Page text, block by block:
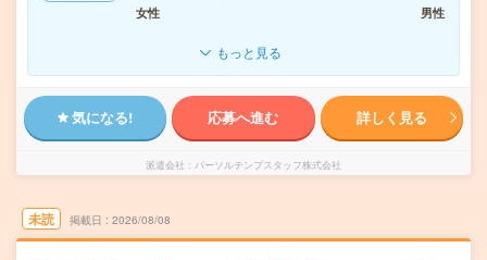
女性
男性
もっと見る
気になる! 応募へ進む 詳しく見る
派遣会社 パーソルテンプスタッフ株式会社
未読 掲載日 2026/08/08